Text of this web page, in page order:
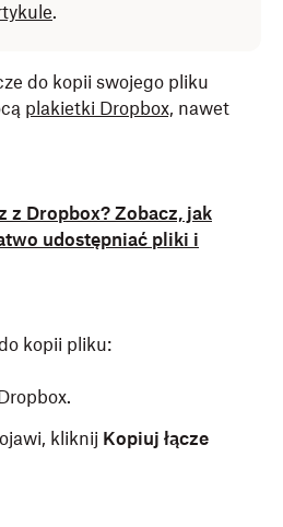
.
do kopii swojego pliku
plakietki Dropbox, nawet
z Dropbox? Zobacz, jak
udostępniać pliki i
kopii pliku:
kliknij Kopiuj łącze